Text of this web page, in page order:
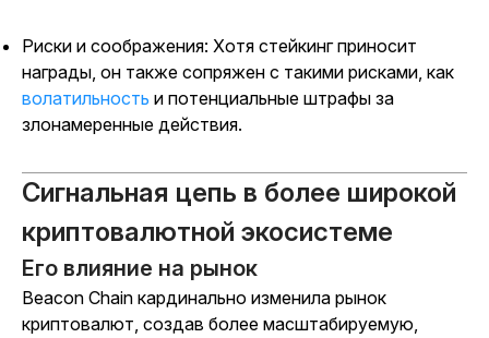
Риски и соображения: Хотя стейкинг приносит
награды, он также сопряжен с такими рисками, как
волатильность и потенциальные штрафы за
злонамеренные действия.
Сигнальная цепь в более широкой
криптовалютной экосистеме
Его влияние на рынок
Beacon Chain кардинально изменила рынок
криптовалют, создав более масштабируемую,